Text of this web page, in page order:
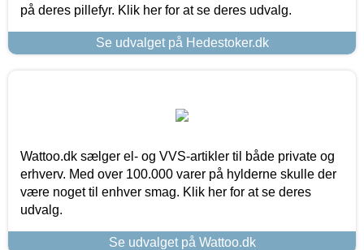
på deres pillefyr. Klik her for at se deres udvalg.
Se udvalget på Hedestoker.dk
Wattoo.dk sælger el- og VVS-artikler til både private og
erhverv. Med over 100.000 varer på hylderne skulle der
være noget til enhver smag. Klik her for at se deres
udvalg.
Se udvalget på Wattoo.dk